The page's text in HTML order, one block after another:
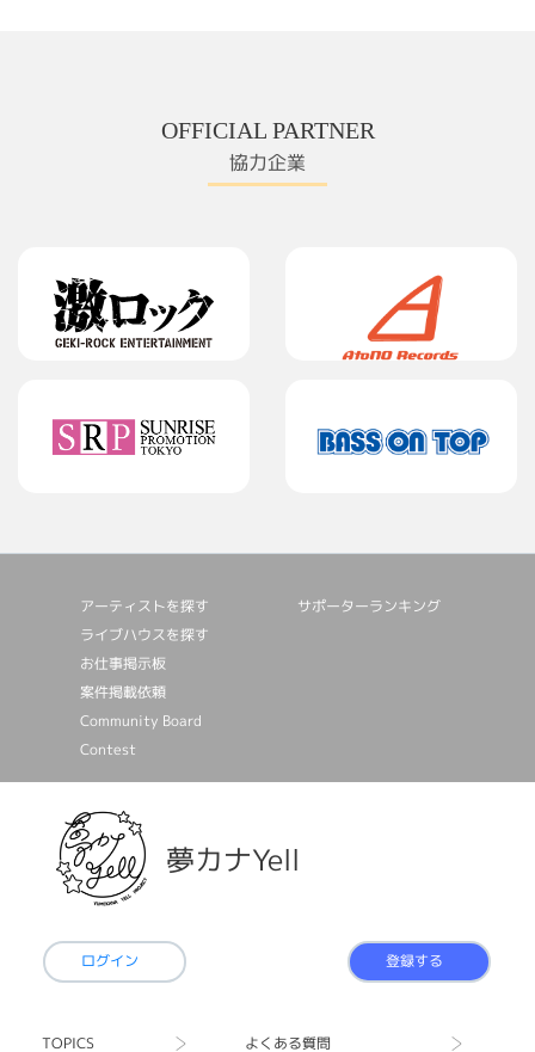
OFFICIAL PARTNER
協力企業
アーティストを探す
ライブハウスを探す
お仕事掲⽰板
案件掲載依頼
Community Board
Contest
サポーターランキング
夢カナYell
ログイン 登録する
TOPICS よくある質問